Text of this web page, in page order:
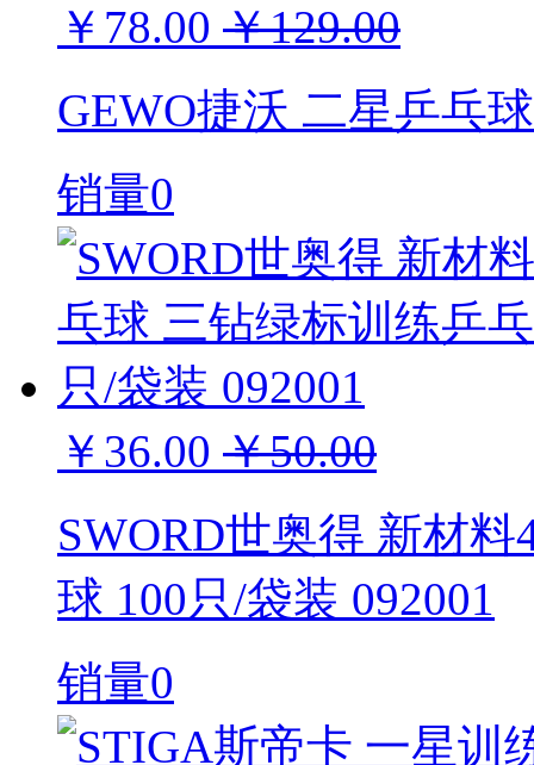
￥78.00 ￥129.00
GEWO捷沃 二星乒乓
销量0
￥36.00 ￥50.00
SWORD世奥得 新材
球 100只/袋装 092001
销量0